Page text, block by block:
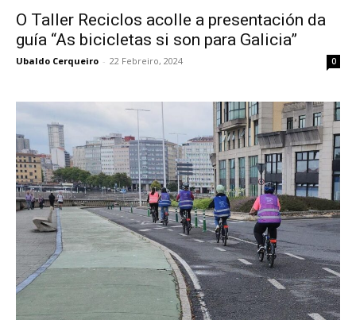
O Taller Reciclos acolle a presentación da
guía “As bicicletas si son para Galicia”
Ubaldo Cerqueiro - 22 Febreiro, 2024 0